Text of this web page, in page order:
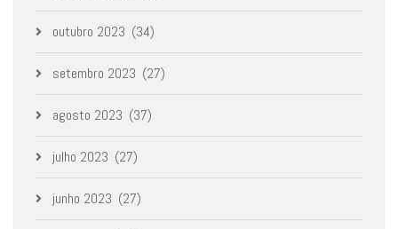
outubro 2023 (34)
setembro 2023 (27)
agosto 2023 (37)
julho 2023 (27)
junho 2023 (27)